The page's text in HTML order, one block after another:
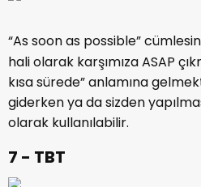
“As soon as possible”
hali olarak karşımıza ASAP
kısa sürede” anlamına
giderken ya da sizden
olarak kullanılabilir.
7 - TBT